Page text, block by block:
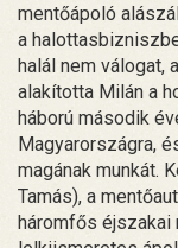
mentőápoló
a
halál nem válogat,
alakította Milán a
háború második
Magyarországra,
magának munkát.
Tamás), a
háromfős éjszakai